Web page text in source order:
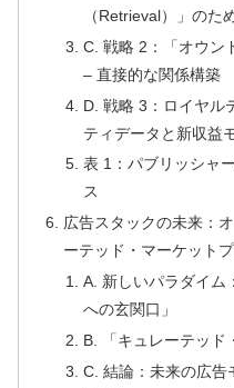
（Retrieval）」のた
C. 戦略 2：「オウン
– 直接的な関係構築
D. 戦略 3：ロイヤル
ティデータと新収益
表 1：パブリッシャ
ス
広告スタックの未来：
ーテッド・マーケット
A. 新しいパラダイム
への玄関口」
B. 「キュレーテッド
C. 結論：未来の広告